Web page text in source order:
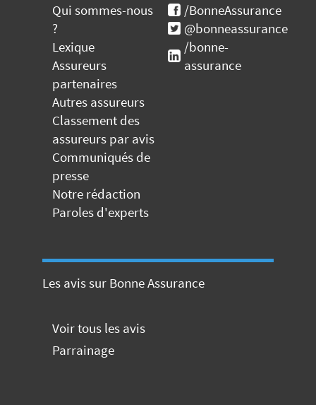
Qui sommes-nous
?
Lexique
Assureurs
partenaires
Autres assureurs
Classement des
assureurs par avis
Communiqués de
presse
Notre rédaction
Paroles d'experts
/BonneAssurance
@bonneassurance
/bonne-
assurance
Les avis sur Bonne Assurance
Voir tous les avis
Parrainage